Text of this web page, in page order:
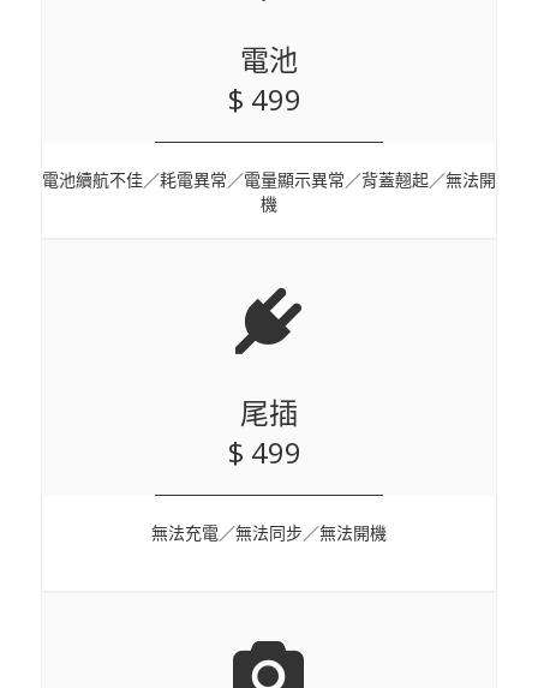
電池
$ 499
電池續航不佳／耗電異常／電量顯示異常／背蓋翹起／無法開
機
尾插
$ 499
無法充電／無法同步／無法開機